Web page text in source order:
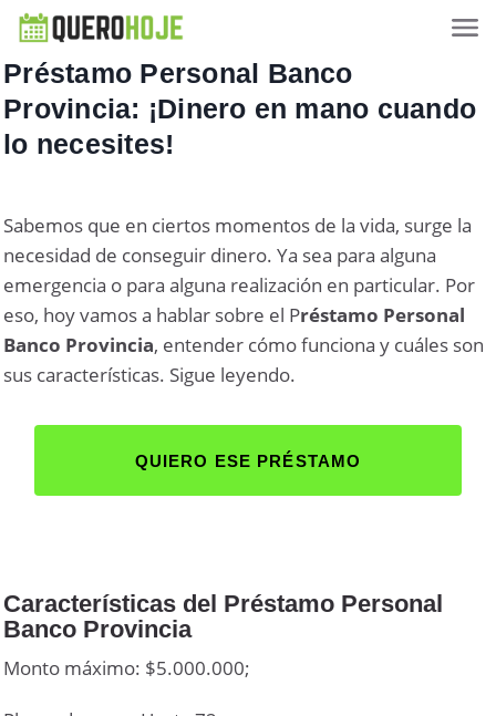
Préstamo Personal Banco
Provincia: ¡Dinero en mano cuando
lo necesites!
Sabemos que en ciertos momentos de la vida, surge la
necesidad de conseguir dinero. Ya sea para alguna
emergencia o para alguna realización en particular. Por
eso, hoy vamos a hablar sobre el Préstamo Personal
Banco Provincia, entender cómo funciona y cuáles son
sus características. Sigue leyendo.
QUIERO ESE PRÉSTAMO
Características del Préstamo Personal
Banco Provincia
Monto máximo: $5.000.000;